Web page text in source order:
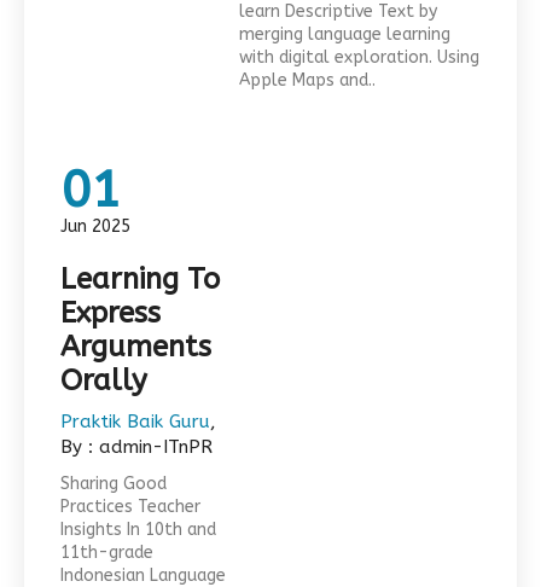
learn Descriptive Text by
merging language learning
with digital exploration. Using
Apple Maps and..
01
Jun 2025
Learning To
Express
Arguments
Orally
Praktik Baik Guru,
By : admin-ITnPR
Sharing Good
Practices Teacher
Insights In 10th and
11th-grade
Indonesian Language